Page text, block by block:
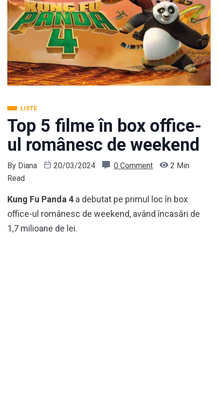
LISTE
Top 5 filme în box office-
ul românesc de weekend
By Diana 20/03/2024 0 Comment
2 Min
Read
Kung Fu Panda 4 a debutat pe primul loc în box
office-ul românesc de weekend, având încasări de
1,7 milioane de lei.